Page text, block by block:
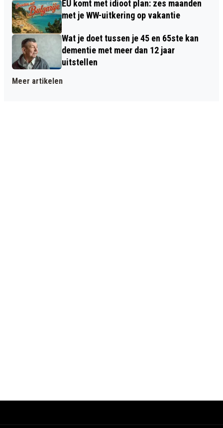
EU komt met idioot plan: zes maanden
met je WW-uitkering op vakantie
Wat je doet tussen je 45 en 65ste kan
dementie met meer dan 12 jaar
uitstellen
Meer artikelen